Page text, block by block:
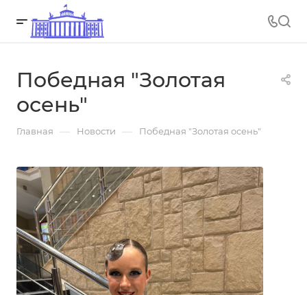
Победная "Золотая
осень"
Главная — Новости — Победная "Золотая осень"